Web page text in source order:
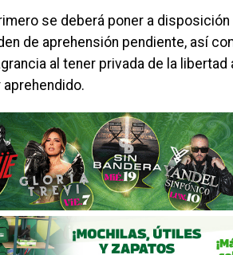
se deberá poner a
de aprehensión pendiente, así
al tener privada de la libertad